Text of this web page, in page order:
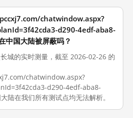
chatwindow.aspx?
d290-4edf-aba8-
中国大陆被屏蔽吗？
城的实时测量，截至 2026-02-26 的
chatwindow.aspx?
d290-4edf-aba8-
陆在我们所有测试点均无法解析。